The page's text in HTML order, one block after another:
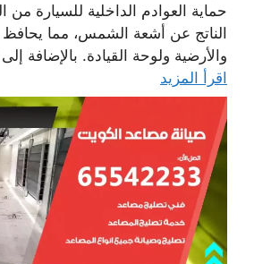
حماية العوادم الداخلية للسيارة من
الناتج عن أشعة الشمس، مما
والأرضية ولوحة القيادة. بالإضافة
اقرأ المزيد